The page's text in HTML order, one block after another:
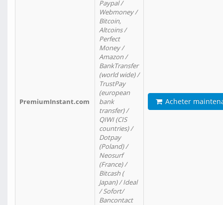
PremiumInstant.com
Paypal /
Webmoney /
Bitcoin,
Altcoins /
Perfect
Money /
Amazon /
BankTransfer
(world wide) /
TrustPay
(european
bank
transfer) /
QIWI (CIS
countries) /
Dotpay
(Poland) /
Neosurf
(France) /
Bitcash (
Japan) / Ideal
/ Sofort/
Bancontact
Acheter